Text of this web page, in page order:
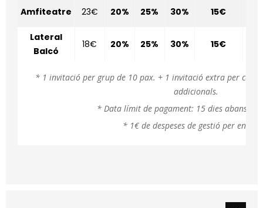
Amfiteatre 23€ 20% 25% 30% 15€
Lateral
Balcó
18€ 20% 25% 30% 15€
* 1 invitació per grup de 10 pax. + 1 invitació extra per cada
addicionals.
* Data límit de pagament: 15 dies abans de
* 1€ de despeses de gestió per